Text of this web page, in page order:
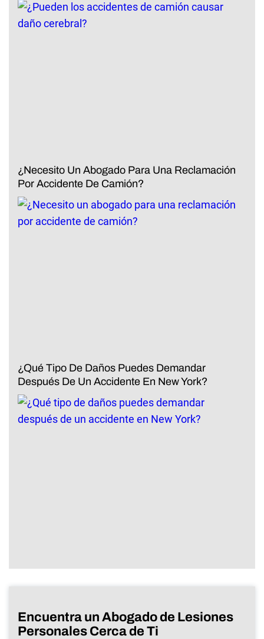
¿Necesito Un Abogado Para Una Reclamación
Por Accidente De Camión?
¿Qué Tipo De Daños Puedes Demandar
Después De Un Accidente En New York?
Encuentra un Abogado de Lesiones
Personales Cerca de Ti